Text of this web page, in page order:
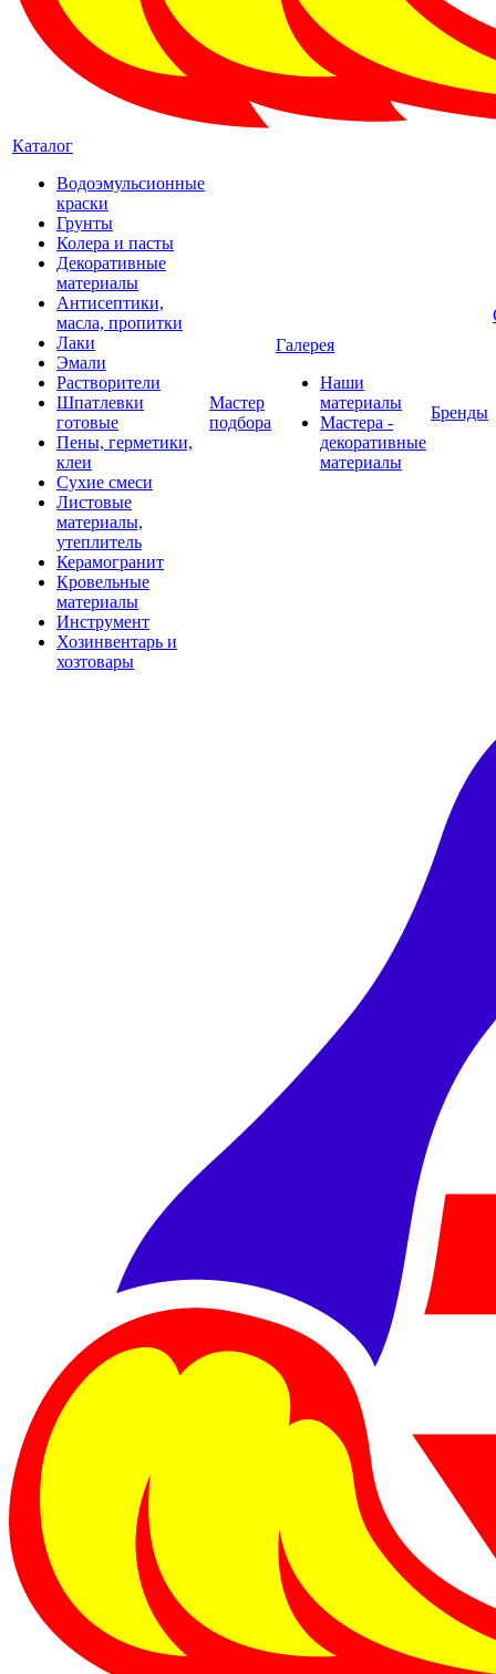
Каталог
Водоэмульсионные
краски
Грунты
Колера и пасты
Декоративные
материалы
Антисептики,
масла, пропитки
Лаки
Эмали
Растворители
Шпатлевки
готовые
Пены, герметики,
клеи
Сухие смеси
Листовые
материалы,
утеплитель
Керамогранит
Кровельные
материалы
Инструмент
Хозинвентарь и
хозтовары
Мастер
подбора
Галерея
Наши
материалы
Мастера -
декоративные
материалы
Бренды